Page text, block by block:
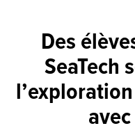
Des
SeaTech